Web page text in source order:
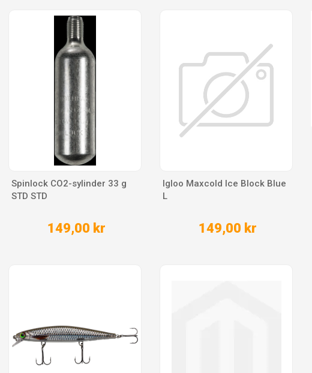
Spinlock CO2-sylinder 33 g
STD STD
149,00 kr
Igloo Maxcold Ice Block Blue
L
149,00 kr